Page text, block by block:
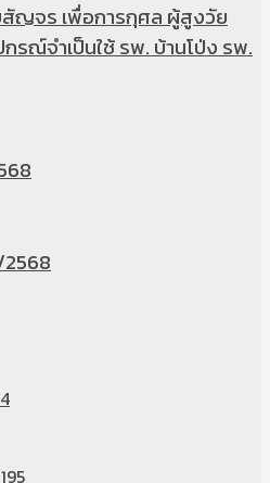
ญจร เพื่อการกุศล ผู้สูงวัย
รณ์จำเป็นใช้ รพ. บ้านโป่ง รพ.
195